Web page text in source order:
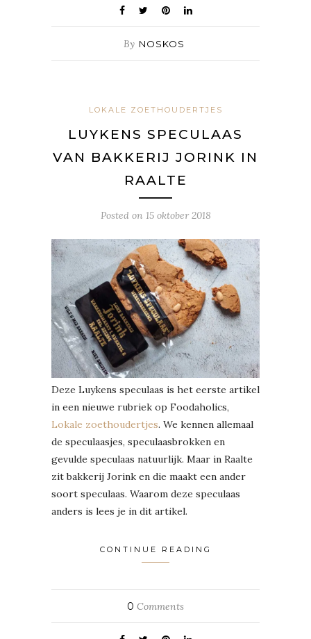
By NOSKOS
LOKALE ZOETHOUDERTJES
LUYKENS SPECULAAS
VAN BAKKERIJ JORINK IN
RAALTE
Posted on 15 oktober 2018
Deze Luykens speculaas is het eerste artikel
in een nieuwe rubriek op Foodaholics,
Lokale zoethoudertjes. We kennen allemaal
de speculaasjes, speculaasbrokken en
gevulde speculaas natuurlijk. Maar in Raalte
zit bakkerij Jorink en die maakt een ander
soort speculaas. Waarom deze speculaas
anders is lees je in dit artikel.
CONTINUE READING
0 Comments